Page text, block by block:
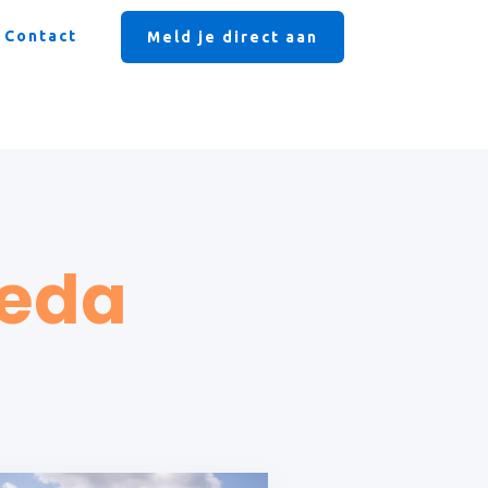
Contact Meld je direct aan